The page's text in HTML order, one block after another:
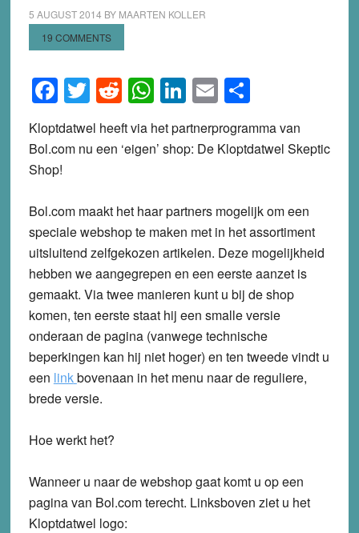
5 AUGUST 2014 BY MAARTEN KOLLER
19 COMMENTS
Facebook
Twitter
Reddit
WhatsApp
LinkedIn
EmailShare
Kloptdatwel heeft via het partnerprogramma van
Bol.com nu een ‘eigen’ shop: De Kloptdatwel Skeptic
Shop!
Bol.com maakt het haar partners mogelijk om een
speciale webshop te maken met in het assortiment
uitsluitend zelfgekozen artikelen. Deze mogelijkheid
hebben we aangegrepen en een eerste aanzet is
gemaakt. Via twee manieren kunt u bij de shop
komen, ten eerste staat hij een smalle versie
onderaan de pagina (vanwege technische
beperkingen kan hij niet hoger) en ten tweede vindt u
een linkbovenaan in het menu naar de reguliere,
brede versie.
Hoe werkt het?
Wanneer u naar de webshop gaat komt u op een
pagina van Bol.com terecht. Linksboven ziet u het
Kloptdatwel logo: